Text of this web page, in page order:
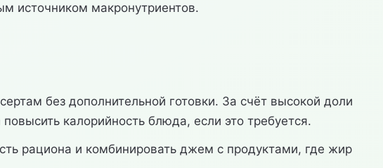
источником макронутриентов.
без дополнительной готовки. За счёт высокой доли
калорийность блюда, если это требуется.
рациона и комбинировать джем с продуктами, где жир